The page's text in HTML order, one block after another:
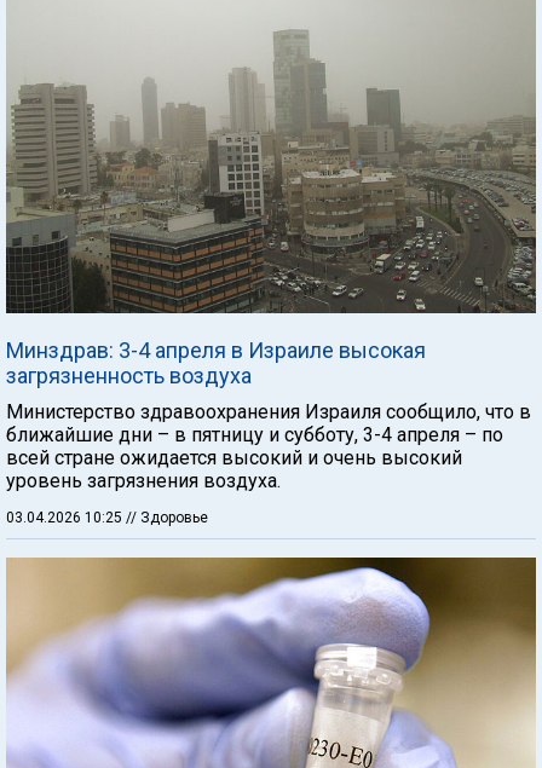
Минздрав: 3-4 апреля в Израиле высокая
загрязненность воздуха
Министерство здравоохранения Израиля сообщило, что в
ближайшие дни – в пятницу и субботу, 3-4 апреля – по
всей стране ожидается высокий и очень высокий
уровень загрязнения воздуха.
03.04.2026 10:25 // Здоровье